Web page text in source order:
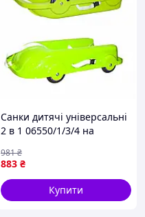
Санки дитячі універсальні
2 в 1 06550/1/3/4 на
883 ₴
981₴
Купити